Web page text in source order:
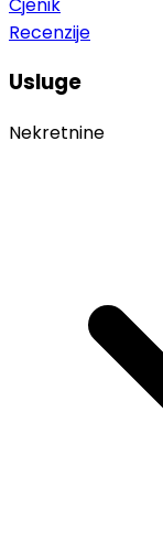
Recenzije
Usluge
Nekretnine